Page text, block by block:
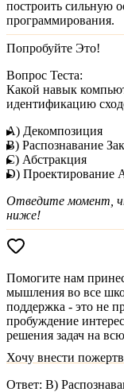
построить сильную
программирования.
Попробуйте Это!
Вопрос Теста:
Какой навык
идентификацию
A) Декомпозиция
B) Распознавание
C) Абстракция
D) Проектирование
Отведите момент,
ниже!
Помогите нам
мышления во все
поддержка - это не
пробуждение
решения задач на
Хочу внести
Ответ: B)